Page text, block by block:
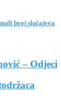
broj slučajeva
– Odjeci